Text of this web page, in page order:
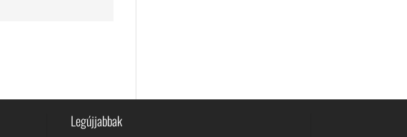
Legújjabbak